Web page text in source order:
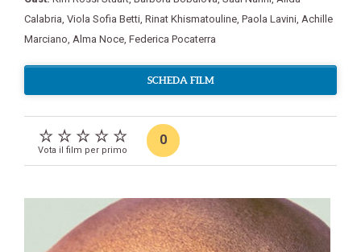
Calabria, Viola Sofia Betti, Rinat Khismatouline, Paola Lavini, Achille
Marciano, Alma Noce, Federica Pocaterra
SCHEDA FILM
Vota il film per primo
0